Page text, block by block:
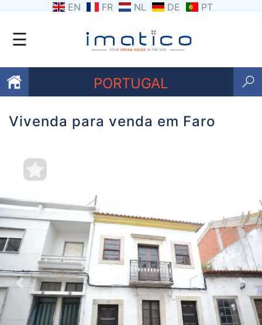
EN FR NL DE PT
☰
PORTUGAL
Favoritos
nós
Contacte-
nos
Termos
e
Condições
Testemunhos
Vivenda para venda em Faro
Previous Next